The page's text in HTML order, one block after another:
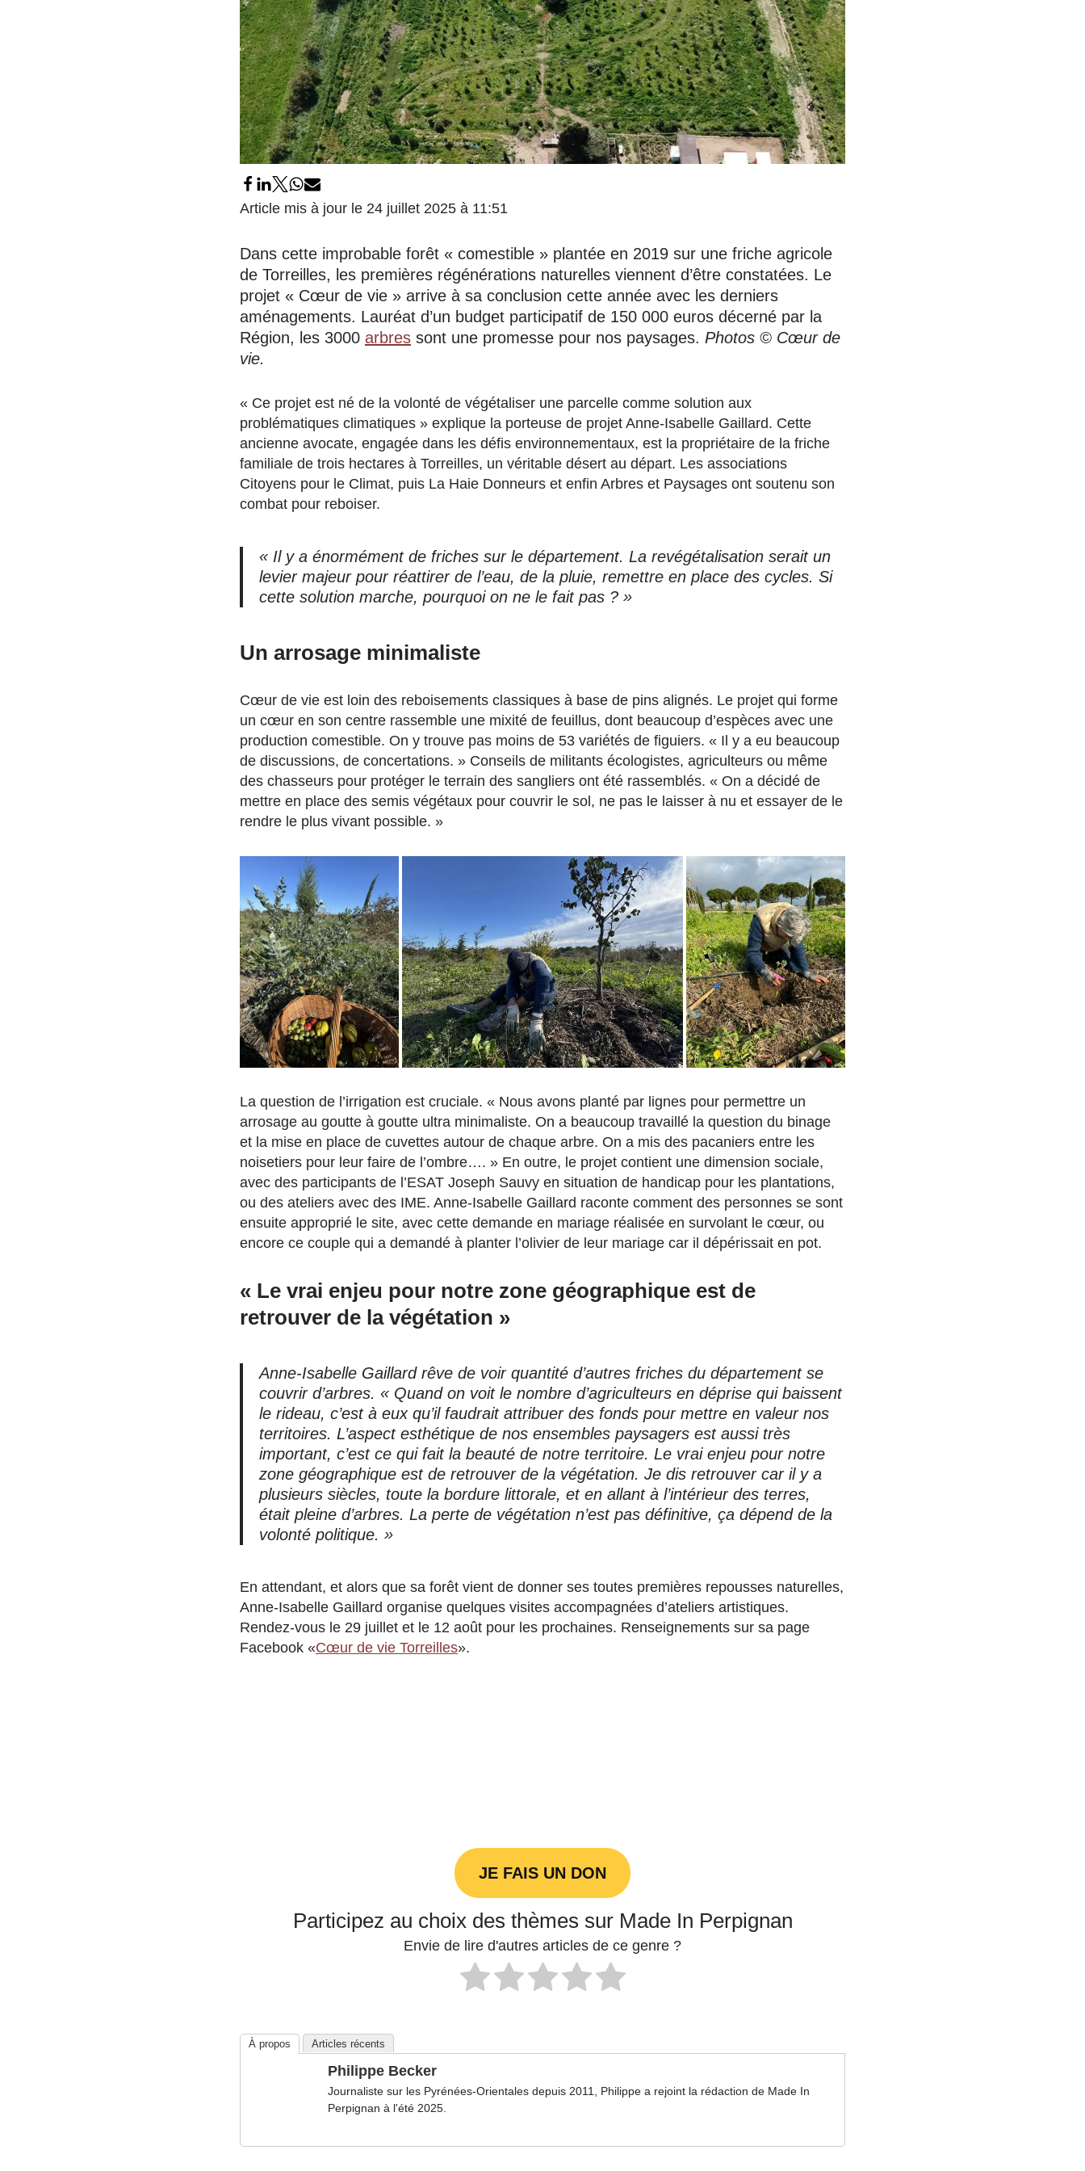
Article mis à jour le 24 juillet 2025 à 11:51
Dans cette improbable forêt « comestible » plantée en 2019 sur une friche agricole
de Torreilles, les premières régénérations naturelles viennent d’être constatées. Le
projet « Cœur de vie » arrive à sa conclusion cette année avec les derniers
aménagements. Lauréat d’un budget participatif de 150 000 euros décerné par la
Région, les 3000 arbres sont une promesse pour nos paysages. Photos © Cœur de
vie.
« Ce projet est né de la volonté de végétaliser une parcelle comme solution aux
problématiques climatiques » explique la porteuse de projet Anne-Isabelle Gaillard. Cette
ancienne avocate, engagée dans les défis environnementaux, est la propriétaire de la friche
familiale de trois hectares à Torreilles, un véritable désert au départ. Les associations
Citoyens pour le Climat, puis La Haie Donneurs et enfin Arbres et Paysages ont soutenu son
combat pour reboiser.
« Il y a énormément de friches sur le département. La revégétalisation serait un
levier majeur pour réattirer de l’eau, de la pluie, remettre en place des cycles. Si
cette solution marche, pourquoi on ne le fait pas ? »
Un arrosage minimaliste
Cœur de vie est loin des reboisements classiques à base de pins alignés. Le projet qui forme
un cœur en son centre rassemble une mixité de feuillus, dont beaucoup d’espèces avec une
production comestible. On y trouve pas moins de 53 variétés de figuiers. « Il y a eu beaucoup
de discussions, de concertations. » Conseils de militants écologistes, agriculteurs ou même
des chasseurs pour protéger le terrain des sangliers ont été rassemblés. « On a décidé de
mettre en place des semis végétaux pour couvrir le sol, ne pas le laisser à nu et essayer de le
rendre le plus vivant possible. »
La question de l’irrigation est cruciale. « Nous avons planté par lignes pour permettre un
arrosage au goutte à goutte ultra minimaliste. On a beaucoup travaillé la question du binage
et la mise en place de cuvettes autour de chaque arbre. On a mis des pacaniers entre les
noisetiers pour leur faire de l’ombre…. » En outre, le projet contient une dimension sociale,
avec des participants de l’ESAT Joseph Sauvy en situation de handicap pour les plantations,
ou des ateliers avec des IME. Anne-Isabelle Gaillard raconte comment des personnes se sont
ensuite approprié le site, avec cette demande en mariage réalisée en survolant le cœur, ou
encore ce couple qui a demandé à planter l’olivier de leur mariage car il dépérissait en pot.
« Le vrai enjeu pour notre zone géographique est de
retrouver de la végétation »
Anne-Isabelle Gaillard rêve de voir quantité d’autres friches du département se
couvrir d’arbres. « Quand on voit le nombre d’agriculteurs en déprise qui baissent
le rideau, c’est à eux qu’il faudrait attribuer des fonds pour mettre en valeur nos
territoires. L’aspect esthétique de nos ensembles paysagers est aussi très
important, c’est ce qui fait la beauté de notre territoire. Le vrai enjeu pour notre
zone géographique est de retrouver de la végétation. Je dis retrouver car il y a
plusieurs siècles, toute la bordure littorale, et en allant à l’intérieur des terres,
était pleine d’arbres. La perte de végétation n’est pas définitive, ça dépend de la
volonté politique. »
En attendant, et alors que sa forêt vient de donner ses toutes premières repousses naturelles,
Anne-Isabelle Gaillard organise quelques visites accompagnées d’ateliers artistiques.
Rendez-vous le 29 juillet et le 12 août pour les prochaines. Renseignements sur sa page
Facebook «Cœur de vie Torreilles».
JE FAIS UN DON
Participez au choix des thèmes sur Made In Perpignan
Envie de lire d'autres articles de ce genre ?
À propos Articles récents
Philippe Becker
Journaliste sur les Pyrénées-Orientales depuis 2011, Philippe a rejoint la rédaction de Made In
Perpignan à l'été 2025.